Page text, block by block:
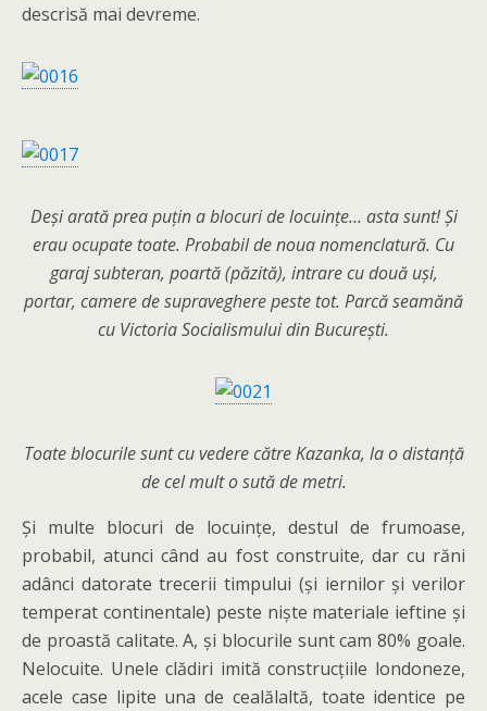
descrisă mai devreme.
Deși arată prea puțin a blocuri de locuințe… asta sunt! Și
erau ocupate toate. Probabil de noua nomenclatură. Cu
garaj subteran, poartă (păzită), intrare cu două uși,
portar, camere de supraveghere peste tot. Parcă seamănă
cu Victoria Socialismului din București.
Toate blocurile sunt cu vedere către Kazanka, la o distanță
de cel mult o sută de metri.
Și multe blocuri de locuințe, destul de frumoase,
probabil, atunci când au fost construite, dar cu răni
adânci datorate trecerii timpului (și iernilor și verilor
temperat continentale) peste niște materiale ieftine și
de proastă calitate. A, și blocurile sunt cam 80% goale.
Nelocuite. Unele clădiri imită construcțiile londoneze,
acele case lipite una de cealălaltă, toate identice pe